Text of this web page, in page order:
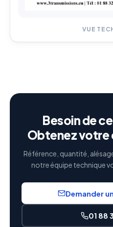
VUE
Besoin de
Obtenez votre
Référence, quantité,
notre équipe technique
Demander
01 88